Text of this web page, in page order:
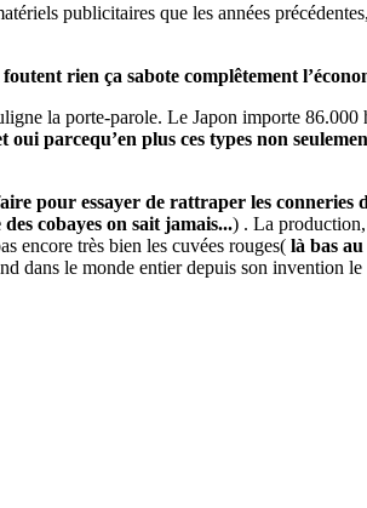
publicitaires que les années
rien ça sabote complêtement
la porte-parole. Le Japon importe 86.000
oui parcequ’en plus ces types non
pour essayer de rattraper les conneries
cobayes on sait jamais...) . La
encore très bien les cuvées rouges( là bas
dans le monde entier depuis son invention